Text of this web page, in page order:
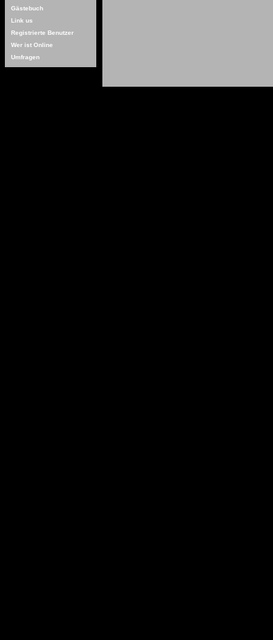
Gästebuch
Link us
Registrierte Benutzer
Wer ist Online
Umfragen